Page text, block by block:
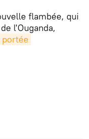
flambée, qui
l'Ouganda,